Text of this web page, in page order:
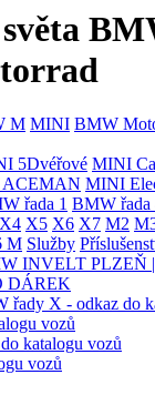
M MINI BMW
5Dvéřové MINI
MINI
řada 1 BMW řada
X4 X5 X6 X7 M2
M Služby